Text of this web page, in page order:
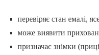
перевіряє стан емалі,
може виявити
призначає знімки